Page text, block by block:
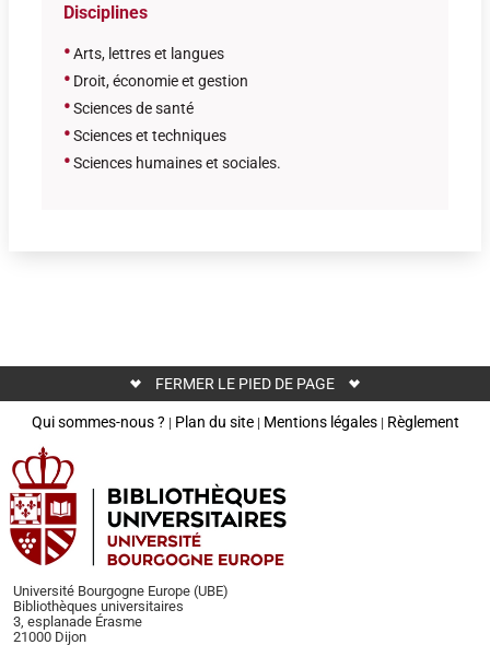
Disciplines
•Arts, lettres et langues
• Droit, économie et gestion
•Sciences de santé
•Sciences et techniques
•Sciences humaines et sociales.
FERMER LE PIED DE PAGE
Qui sommes-nous ? | Plan du site| Mentions légales| Règlement
Université Bourgogne Europe (UBE)
Bibliothèques universitaires
3, esplanade Érasme
21000 Dijon